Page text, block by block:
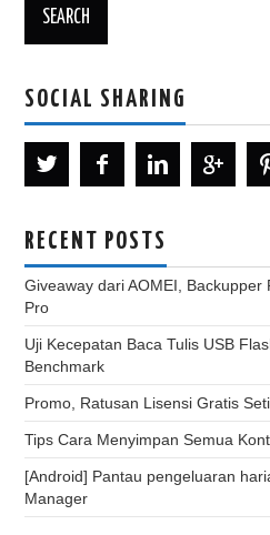
SOCIAL SHARING
RECENT POSTS
Giveaway dari AOMEI, Backupper
Pro
Uji Kecepatan Baca Tulis USB
Benchmark
Promo, Ratusan Lisensi Gratis
Tips Cara Menyimpan Semua
[Android] Pantau pengeluaran
Manager